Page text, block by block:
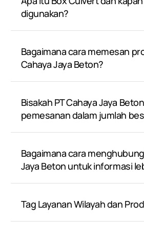
digunakan?
Bagaimana cara memesan
Cahaya Jaya Beton?
Bisakah PT Cahaya Jaya
pemesanan dalam jumlah
Bagaimana cara
Jaya Beton untuk informasi
Tag Layanan Wilayah dan